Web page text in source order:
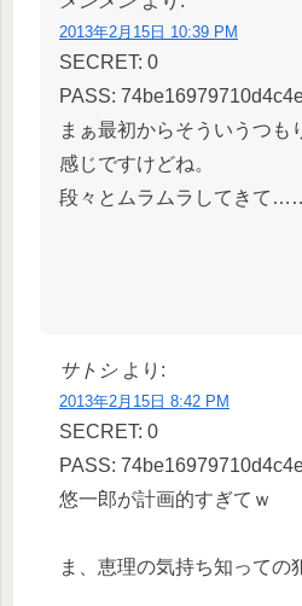
2013年2月15日 10:39 PM
SECRET: 0
PASS:
まぁ最初からそういうつも
感じですけどね。
段々とムラムラしてきて
サトシ より:
2013年2月15日 8:42 PM
SECRET: 0
PASS:
悠一郎が計画的すぎてｗ
ま、恵理の気持ち知っての